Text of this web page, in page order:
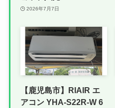
2026年7月7日
【鹿児島市】RIAIR エ
アコン YHA-S22R-W 6